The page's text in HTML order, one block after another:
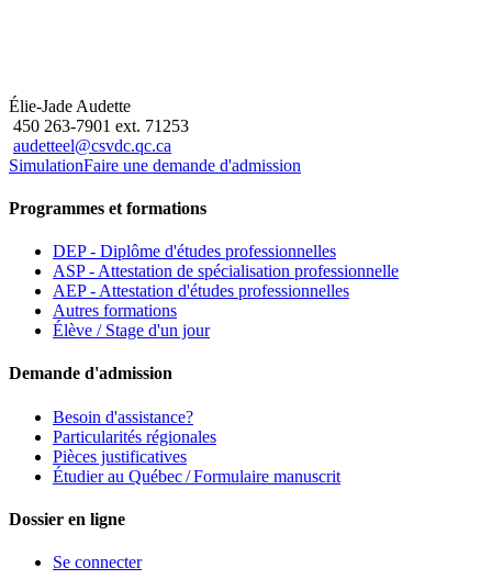
Élie-Jade Audette
450 263-7901 ext. 71253
audetteel@csvdc.qc.ca
SimulationFaire une demande d'admission
Programmes et formations
DEP - Diplôme d'études professionnelles
ASP - Attestation de spécialisation professionnelle
AEP - Attestation d'études professionnelles
Autres formations
Élève / Stage d'un jour
Demande d'admission
Besoin d'assistance?
Particularités régionales
Pièces justificatives
Étudier au Québec / Formulaire manuscrit
Dossier en ligne
Se connecter